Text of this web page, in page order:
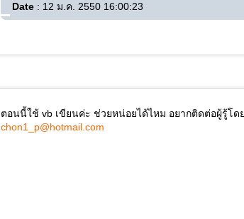
Date : 12 ม.ค. 2550 16:00:23
ตอนนี้ใช้ vb เขียนค่ะ ช่วยหน่อยได้ไหม อยากติดต่อผู้รู้โด
chon1_p@hotmail.com